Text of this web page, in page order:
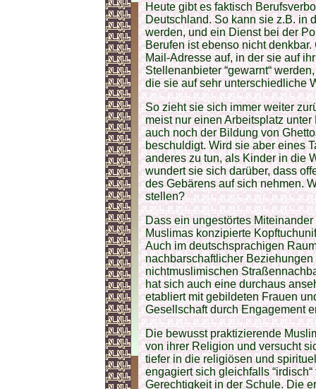
Heute gibt es faktisch
Deutschland. So kann sie z.B. in
werden, und ein Dienst bei der
Berufen ist ebenso nicht
Mail-Adresse auf, in der sie auf
Stellenanbieter “gewarnt“
die sie auf sehr unterschiedliche
So zieht sie sich immer weiter
meist nur einen Arbeitsplatz
auch noch der Bildung von
beschuldigt. Wird sie aber eines
anderes zu tun, als Kinder in die
wundert sie sich darüber, dass
des Gebärens auf sich nehmen.
stellen?
Dass ein ungestörtes
Muslimas konzipierte
Auch im deutschsprachigen
nachbarschaftlicher
nichtmuslimischen
hat sich auch eine durchaus
etabliert mit gebildeten Frauen
Gesellschaft durch Engagement
Die bewusst praktizierende
von ihrer Religion und versucht
tiefer in die religiösen und
engagiert sich gleichfalls
Gerechtigkeit in der Schule. Die